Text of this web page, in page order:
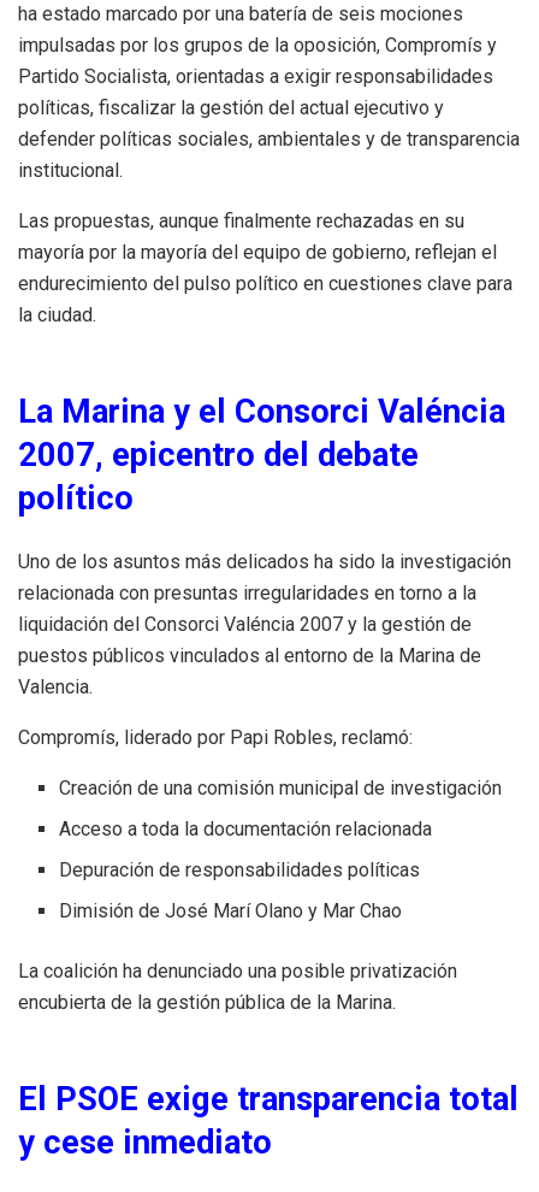
ha estado marcado por una batería de seis mociones
impulsadas por los grupos de la oposición, Compromís y
Partido Socialista, orientadas a exigir responsabilidades
políticas, fiscalizar la gestión del actual ejecutivo y
defender políticas sociales, ambientales y de transparencia
institucional.
Las propuestas, aunque finalmente rechazadas en su
mayoría por la mayoría del equipo de gobierno, reflejan el
endurecimiento del pulso político en cuestiones clave para
la ciudad.
La Marina y el Consorci Valéncia
2007, epicentro del debate
político
Uno de los asuntos más delicados ha sido la investigación
relacionada con presuntas irregularidades en torno a la
liquidación del Consorci Valéncia 2007 y la gestión de
puestos públicos vinculados al entorno de la Marina de
Valencia.
Compromís, liderado por Papi Robles, reclamó:
Creación de una comisión municipal de investigación
Acceso a toda la documentación relacionada
Depuración de responsabilidades políticas
Dimisión de José Marí Olano y Mar Chao
La coalición ha denunciado una posible privatización
encubierta de la gestión pública de la Marina.
El PSOE exige transparencia total
y cese inmediato